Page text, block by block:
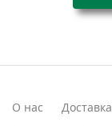
О нас Доставка